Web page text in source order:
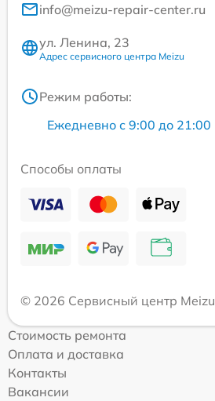
info@meizu-repair-center.ru
ул. Ленина, 23
Адрес сервисного центра Meizu
Режим работы:
Ежедневно с 9:00 до 21:00
Способы оплаты
© 2026 Сервисный центр Meizu
Стоимость ремонта
Оплата и доставка
Контакты
Вакансии